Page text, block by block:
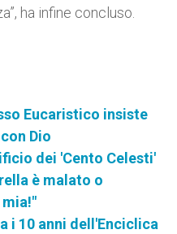
ha infine concluso.
Eucaristico insiste
Dio
dei 'Cento Celesti'
è malato o
i 10 anni dell'Enciclica